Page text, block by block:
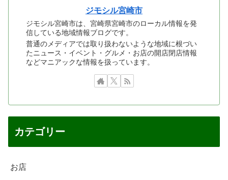
ジモシル宮崎市
ジモシル宮崎市は、宮崎県宮崎市のローカル情報を発
信している地域情報ブログです。
普通のメディアでは取り扱わないような地域に根づい
たニュース・イベント・グルメ・お店の開店閉店情報
などマニアックな情報を扱っています。
カテゴリー
お店